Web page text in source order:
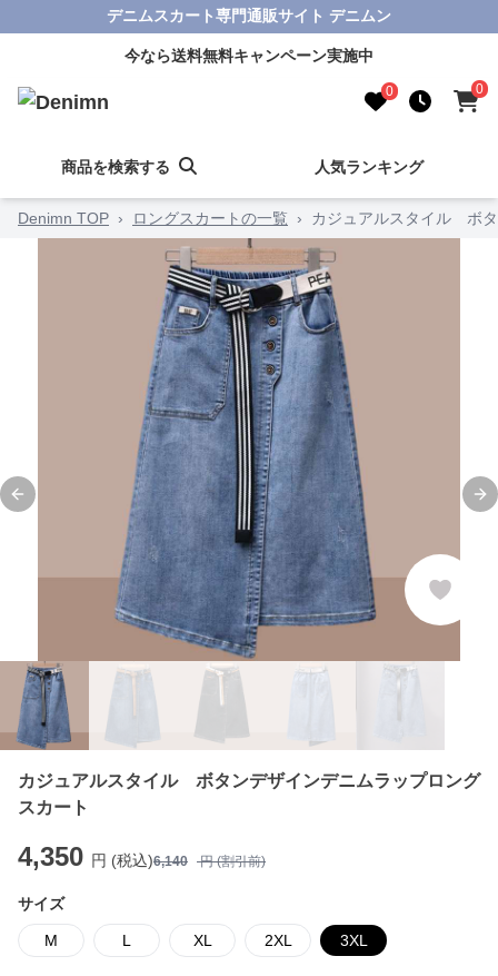
デニムスカート専門通販サイト デニムン
今なら送料無料キャンペーン実施中
0 0
商品を検索する 人気ランキング
Denimn TOP › ロングスカートの一覧 › カジュアルスタイル ボ
Previous slide
カジュアルスタイル ボタンデザインデニムラップロング
スカート
4,350 円 (税込)6,140 円 (割引前)
サイズ
M L XL 2XL 3XL